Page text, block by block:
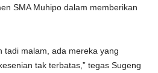
SMA Muhipo dalam memberikan
tadi malam, ada mereka yang
tak terbatas,” tegas Sugeng